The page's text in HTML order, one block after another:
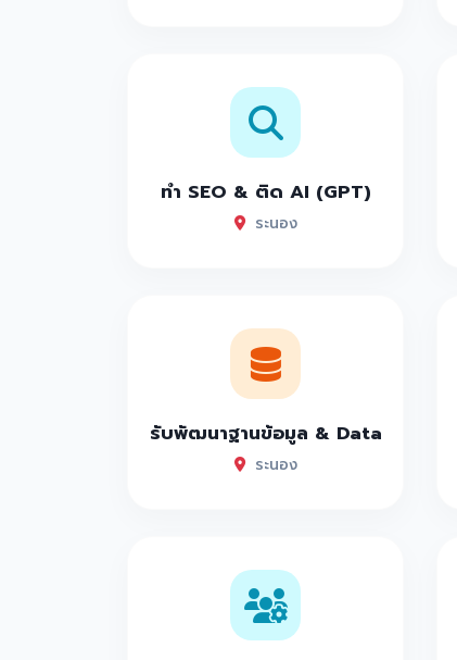
ทำ SEO & ติด AI (GPT)
ระนอง
รับพัฒนาฐานข้อมูล & Data
ระนอง